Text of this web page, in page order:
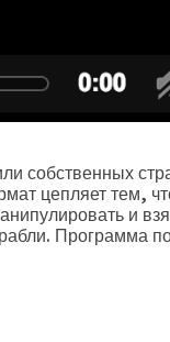
собственных
цепляет тем,
и
Программа